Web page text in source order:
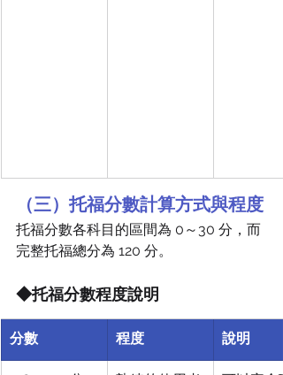
（三）托福分數計算方式與程度
托福分數各科目的區間為 0～30 分，而
完整托福總分為 120 分。
◆托福分數程度說明
分數 程度 說明